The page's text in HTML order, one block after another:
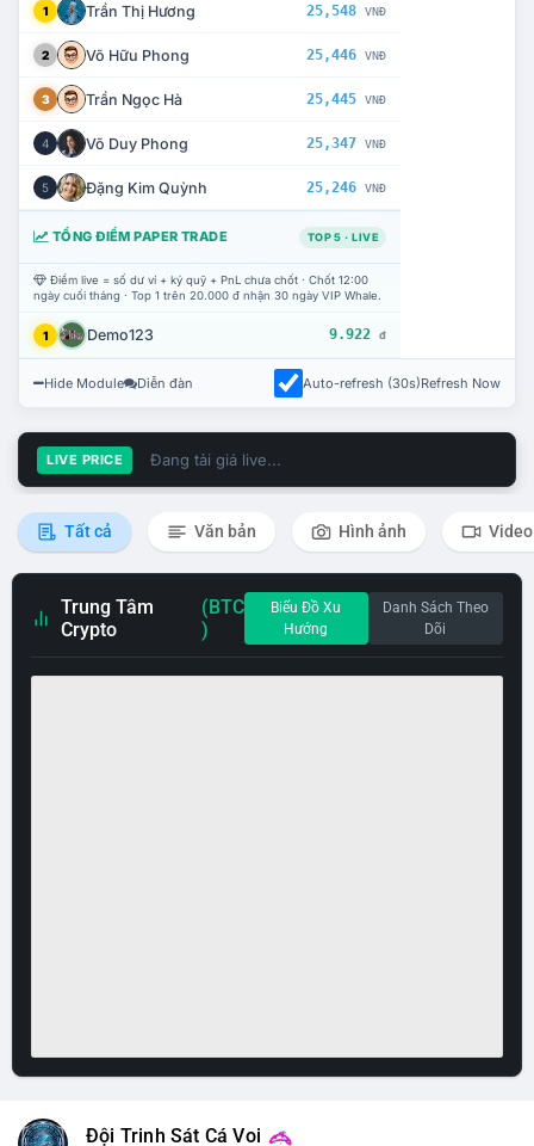
1 Trần Thị Hương 25,548 VNĐ
2 Võ Hữu Phong 25,446 VNĐ
3 Trần Ngọc Hà 25,445 VNĐ
4 Võ Duy Phong 25,347 VNĐ
5 Đặng Kim Quỳnh 25,246 VNĐ
TỔNG ĐIỂM PAPER TRADE TOP 5 · LIVE
Điểm live = số dư ví + ký quỹ + PnL chưa chốt · Chốt 12:00
ngày cuối tháng · Top 1 trên 20.000 đ nhận 30 ngày VIP Whale.
1 Demo123 9.922 đ
Hide Module Diễn đàn Auto-refresh (30s)Refresh Now
LIVE PRICE Đang tải giá live...
Tất cả Văn bản Hình ảnh Video
Trung Tâm
Crypto
(BTC
)
Biểu Đồ Xu
Hướng
Danh Sách Theo
Dõi
Đội Trinh Sát Cá Voi